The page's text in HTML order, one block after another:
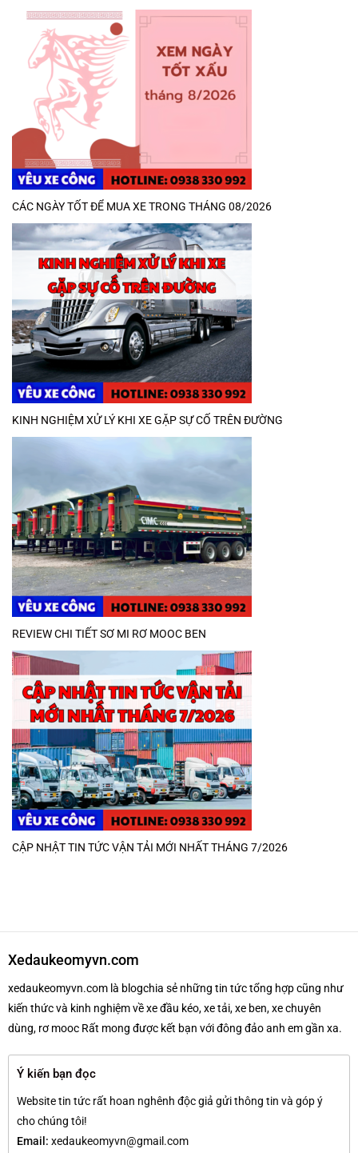
CÁC NGÀY TỐT ĐỂ MUA XE TRONG THÁNG 08/2026
KINH NGHIỆM XỬ LÝ KHI XE GẶP SỰ CỐ TRÊN ĐƯỜNG
REVIEW CHI TIẾT SƠ MI RƠ MOOC BEN
CẬP NHẬT TIN TỨC VẬN TẢI MỚI NHẤT THÁNG 7/2026
Xedaukeomyvn.com
xedaukeomyvn.com là blogchia sẻ những tin tức tổng hợp cũng như
kiến thức và kinh nghiệm về xe đầu kéo, xe tải, xe ben, xe chuyên
dùng, rơ mooc Rất mong được kết bạn với đông đảo anh em gần xa.
Ý kiến bạn đọc
Website tin tức rất hoan nghênh độc giả gửi thông tin và góp ý
cho chúng tôi!
Email: xedaukeomyvn@gmail.com